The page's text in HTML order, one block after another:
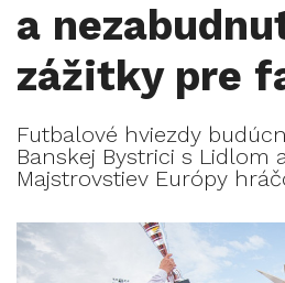
a
zážitky pre
Futbalové hviezdy
Banskej Bystrici s Lidlom
Majstrovstiev Európy